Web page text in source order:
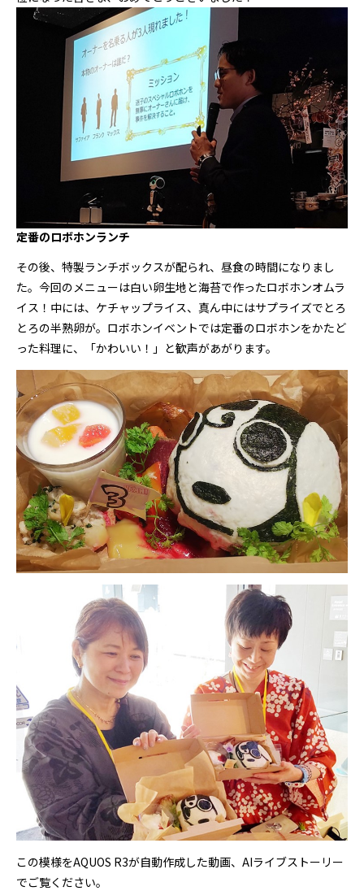
定番のロボホンランチ
その後、特製ランチボックスが配られ、昼食の時間になりまし
た。今回のメニューは白い卵生地と海苔で作ったロボホンオムラ
イス！中には、ケチャップライス、真ん中にはサプライズでとろ
とろの半熟卵が。ロボホンイベントでは定番のロボホンをかたど
った料理に、「かわいい！」と歓声があがります。
この模様をAQUOS R3が自動作成した動画、AIライブストーリー
でご覧ください。